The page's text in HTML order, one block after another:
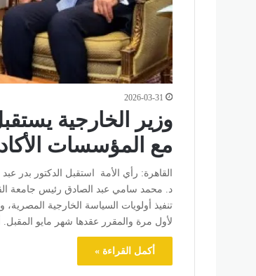
2026-03-31
وزير الخارجية
مع المؤسسات
د. محمد سامي عبد الصادق رئيس جامعة
تنفيذ أولويات السياسة الخارجية المصرية،
لأول مرة والمقرر عقدها شهر مايو
أكمل القراءة »